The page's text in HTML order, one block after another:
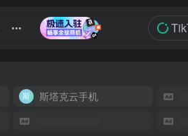
斯塔克云手机